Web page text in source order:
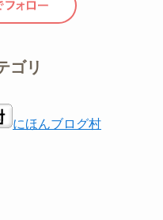
ゴリ
にほんブログ村